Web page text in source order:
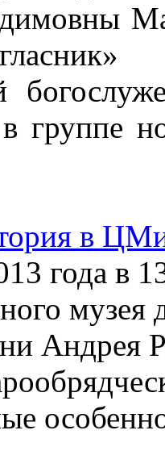
в группе
в
года в
музея
Андрея